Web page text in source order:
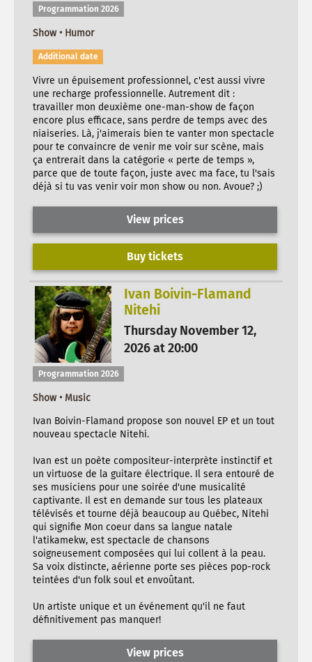
Programmation 2026
Show • Humor
Additional date
Vivre un épuisement professionnel, c'est aussi vivre
une recharge professionnelle. Autrement dit :
travailler mon deuxième one-man-show de façon
encore plus efficace, sans perdre de temps avec des
niaiseries. Là, j'aimerais bien te vanter mon spectacle
pour te convaincre de venir me voir sur scène, mais
ça entrerait dans la catégorie « perte de temps »,
parce que de toute façon, juste avec ma face, tu l'sais
déjà si tu vas venir voir mon show ou non. Avoue? ;)
View prices
Buy tickets
Ivan Boivin-Flamand
Nitehi
Thursday November 12,
2026 at 20:00
Programmation 2026
Show • Music
Ivan Boivin-Flamand propose son nouvel EP et un tout
nouveau spectacle Nitehi.
Ivan est un poète compositeur-interprète instinctif et
un virtuose de la guitare électrique. Il sera entouré de
ses musiciens pour une soirée d'une musicalité
captivante. Il est en demande sur tous les plateaux
télévisés et tourne déjà beaucoup au Québec, Nitehi
qui signifie Mon coeur dans sa langue natale
l'atikamekw, est spectacle de chansons
soigneusement composées qui lui collent à la peau.
Sa voix distincte, aérienne porte ses pièces pop-rock
teintées d'un folk soul et envoûtant.
Un artiste unique et un événement qu'il ne faut
définitivement pas manquer!
View prices